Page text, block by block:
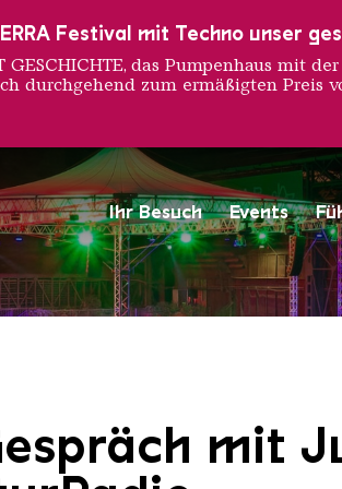
Ihr Besuch Events
Saarländischen
mit
Festival mit Techno unser
das Pumpenhaus mit
durchgehend zum ermäßigten Preis